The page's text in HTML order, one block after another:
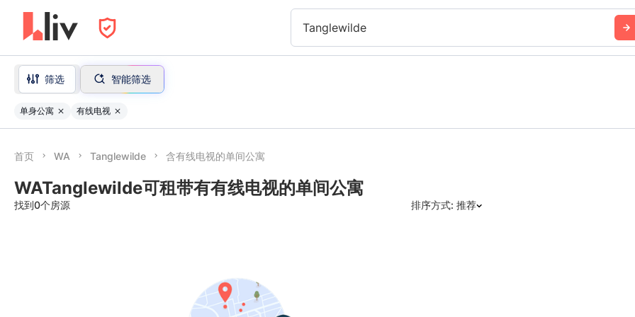
Tanglewilde
筛选 智能筛选
单身公寓 有线电视
首页 WA Tanglewilde 含有线电视的单间公寓
WATanglewilde可租带有有线电视的单间公寓
找到0个房源 排序方式: 推荐